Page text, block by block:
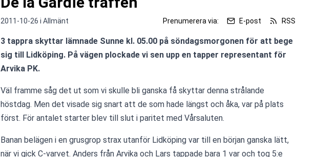
2011-10-26 i Allmänt Prenumerera via: E-post RSS
3 tappra skyttar lämnade Sunne kl. 05.00 på söndagsmorgonen för att bege
sig till Lidköping. På vägen plockade vi sen upp en tapper representant för
Arvika PK.
Väl framme såg det ut som vi skulle bli ganska få skyttar denna strålande
höstdag. Men det visade sig snart att de som hade längst och åka, var på plats
först. För antalet starter blev till slut i paritet med Vårsaluten.
Banan belägen i en grusgrop strax utanför Lidköping var till en början ganska lätt,
när vi gick C-varvet. Anders från Arvika och Lars tappade bara 1 var och tog 5:e